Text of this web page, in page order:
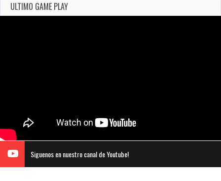
ULTIMO GAME PLAY
Siguenos en nuestro canal de Youtube!